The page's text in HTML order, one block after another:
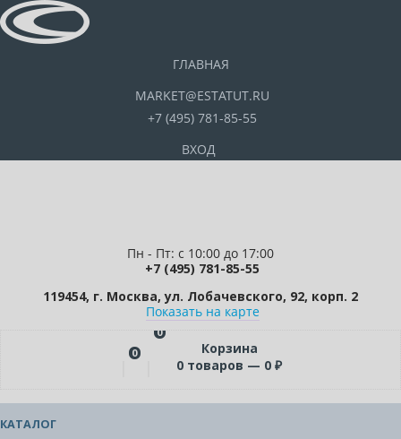
ГЛАВНАЯ
MARKET@ESTATUT.RU
+7 (495) 781-85-55
ВХОД
Пн - Пт: с 10:00 до 17:00
+7 (495) 781-85-55
119454, г. Москва, ул. Лобачевского, 92, корп. 2
Показать на карте
0
0
Корзина
0 товаров — 0 ₽
КАТАЛОГ